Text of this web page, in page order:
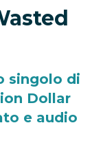
singolo di
Dollar
e audio